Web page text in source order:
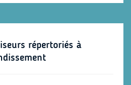
répertoriés à